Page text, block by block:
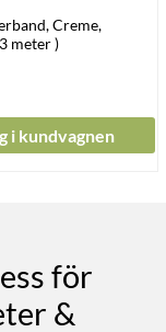
Creme,
meter )
i kundvagnen
för
&